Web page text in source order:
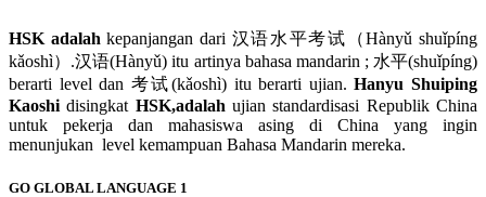
HSK adalah kepanjangan dari 汉语水平考试（Hànyǔ shuǐpíng
kǎoshì）.汉语(Hànyǔ) itu artinya bahasa mandarin ; 水平(shuǐpíng)
berarti level dan 考试(kǎoshì) itu berarti ujian.Hanyu Shuiping
Kaoshi disingkat HSK,adalah ujian standardisasi Republik China
untuk pekerja dan mahasiswa asing di China yang ingin
menunjukan level kemampuan Bahasa Mandarin mereka.
GO GLOBAL LANGUAGE 1